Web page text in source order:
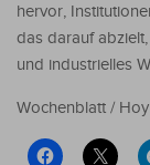
hervor,
das darauf
und industrielles
Wochenblatt /